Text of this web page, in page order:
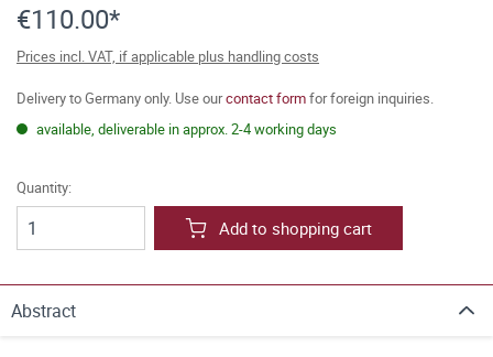
€110.00*
Prices incl. VAT, if applicable plus handling costs
Delivery to Germany only. Use ourcontact formfor foreign inquiries.
available, deliverable in approx. 2-4 working days
Quantity:
Add to shopping cart
Abstract